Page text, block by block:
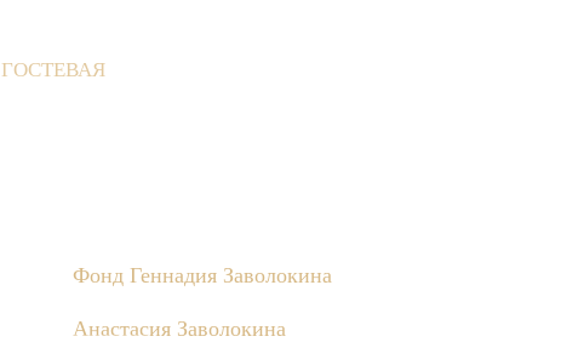
ГОСТЕВАЯ
Фонд Геннадия Заволокина
Анастасия Заволокина